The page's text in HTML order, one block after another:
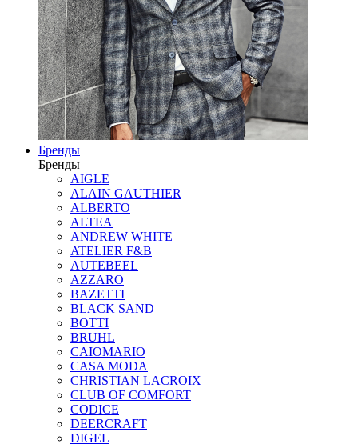
Бренды
Бренды
AIGLE
ALAIN GAUTHIER
ALBERTO
ALTEA
ANDREW WHITE
ATELIER F&B
AUTEBEEL
AZZARO
BAZETTI
BLACK SAND
BOTTI
BRUHL
CAIOMARIO
CASA MODA
CHRISTIAN LACROIX
CLUB OF COMFORT
CODICE
DEERCRAFT
DIGEL